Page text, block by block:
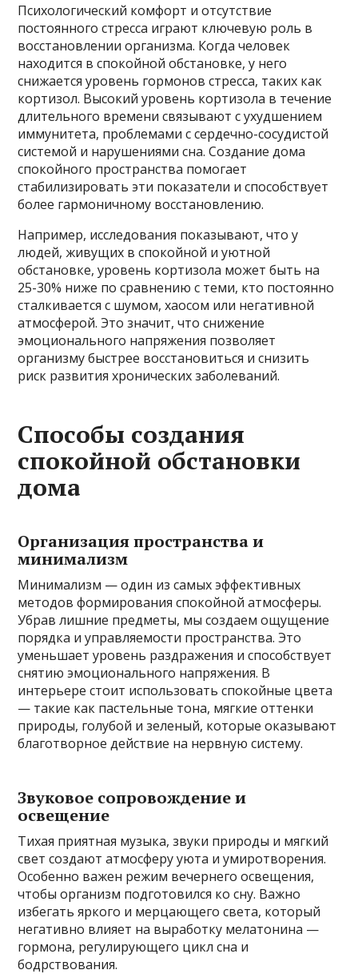
Психологический комфорт и отсутствие
постоянного стресса играют ключевую роль в
восстановлении организма. Когда человек
находится в спокойной обстановке, у него
снижается уровень гормонов стресса, таких как
кортизол. Высокий уровень кортизола в течение
длительного времени связывают с ухудшением
иммунитета, проблемами с сердечно-сосудистой
системой и нарушениями сна. Создание дома
спокойного пространства помогает
стабилизировать эти показатели и способствует
более гармоничному восстановлению.
Например, исследования показывают, что у
людей, живущих в спокойной и уютной
обстановке, уровень кортизола может быть на
25-30% ниже по сравнению с теми, кто постоянно
сталкивается с шумом, хаосом или негативной
атмосферой. Это значит, что снижение
эмоционального напряжения позволяет
организму быстрее восстановиться и снизить
риск развития хронических заболеваний.
Способы создания
спокойной обстановки
дома
Организация пространства и
минимализм
Минимализм — один из самых эффективных
методов формирования спокойной атмосферы.
Убрав лишние предметы, мы создаем ощущение
порядка и управляемости пространства. Это
уменьшает уровень раздражения и способствует
снятию эмоционального напряжения. В
интерьере стоит использовать спокойные цвета
— такие как пастельные тона, мягкие оттенки
природы, голубой и зеленый, которые оказывают
благотворное действие на нервную систему.
Звуковое сопровождение и
освещение
Тихая приятная музыка, звуки природы и мягкий
свет создают атмосферу уюта и умиротворения.
Особенно важен режим вечернего освещения,
чтобы организм подготовился ко сну. Важно
избегать яркого и мерцающего света, который
негативно влияет на выработку мелатонина —
гормона, регулирующего цикл сна и
бодрствования.